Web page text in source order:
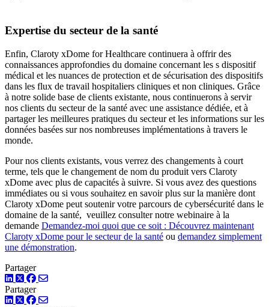
Expertise du secteur de la santé
Enfin, Claroty xDome for Healthcare continuera à offrir des
connaissances approfondies du domaine concernant les s dispositif
médical et les nuances de protection et de sécurisation des dispositifs
dans les flux de travail hospitaliers cliniques et non cliniques. Grâce
à notre solide base de clients existante, nous continuerons à servir
nos clients du secteur de la santé avec une assistance dédiée, et à
partager les meilleures pratiques du secteur et les informations sur les
données basées sur nos nombreuses implémentations à travers le
monde.
Pour nos clients existants, vous verrez des changements à court
terme, tels que le changement de nom du produit vers Claroty
xDome avec plus de capacités à suivre. Si vous avez des questions
immédiates ou si vous souhaitez en savoir plus sur la manière dont
Claroty xDome peut soutenir votre parcours de cybersécurité dans le
domaine de la santé, veuillez consulter notre webinaire à la
demande Demandez-moi quoi que ce soit : Découvrez maintenant
Claroty xDome pour le secteur de la santé ou demandez simplement
une démonstration.
Partager
LinkedIn
TwitterFacebook
Partager
LinkedIn
TwitterFacebook